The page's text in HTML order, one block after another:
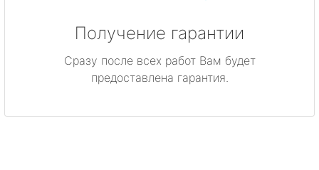
Получение гарантии
Сразу после всех работ Вам будет
предоставлена гарантия.